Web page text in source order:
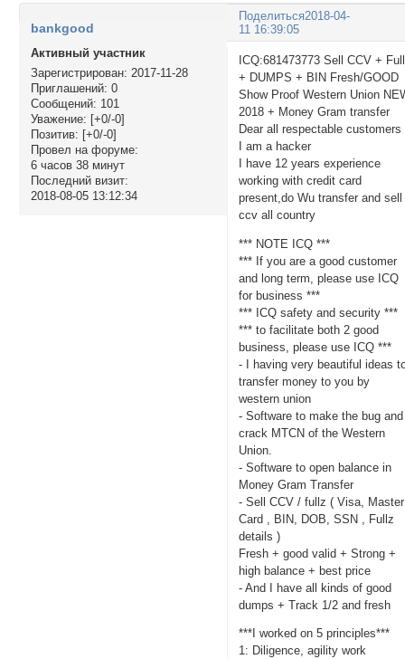
Поделиться2018-04-
11 16:39:05
bankgood
Активный участник
Зарегистрирован: 2017-11-28
Приглашений: 0
Сообщений: 101
Уважение: [+0/-0]
Позитив: [+0/-0]
Провел на форуме:
6 часов 38 минут
Последний визит:
2018-08-05 13:12:34
ICQ:681473773 Sell CCV +
+ DUMPS + BIN Fresh/GOOD
Show Proof Western Union
2018 + Money Gram transfer
Dear all respectable customers
I am a hacker
I have 12 years experience
working with credit card
present,do Wu transfer and sell
ccv all country
*** NOTE ICQ ***
*** If you are a good customer
and long term, please use ICQ
for business ***
*** ICQ safety and security ***
*** to facilitate both 2 good
business, please use ICQ ***
- I having very beautiful ideas
transfer money to you by
western union
- Software to make the bug and
crack MTCN of the Western
Union.
- Software to open balance in
Money Gram Transfer
- Sell CCV / fullz ( Visa, Master
Card , BIN, DOB, SSN , Fullz
details )
Fresh + good valid + Strong +
high balance + best price
- And I have all kinds of good
dumps + Track 1/2 and fresh
***I worked on 5 principles***
1: Diligence, agility work